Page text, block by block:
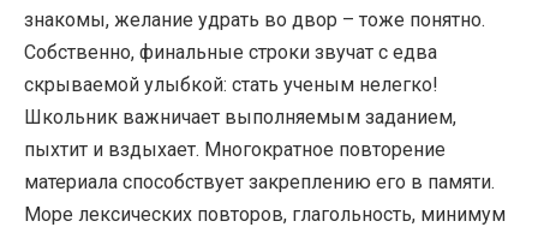
знакомы, желание удрать во двор – тоже понятно.
Собственно, финальные строки звучат с едва
скрываемой улыбкой: стать ученым нелегко!
Школьник важничает выполняемым заданием,
пыхтит и вздыхает. Многократное повторение
материала способствует закреплению его в памяти.
Море лексических повторов, глагольность, минимум